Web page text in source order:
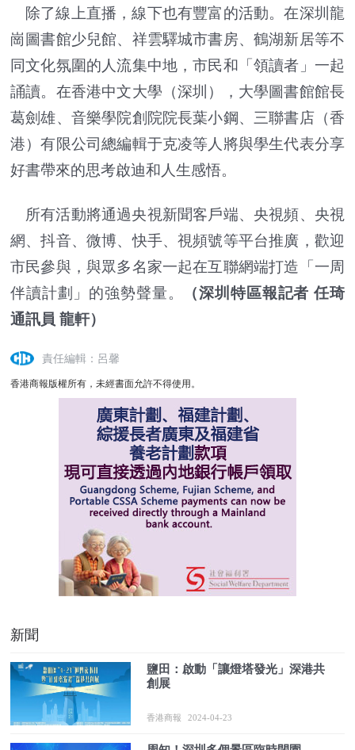
除了線上直播，線下也有豐富的活動。在深圳龍
崗圖書館少兒館、祥雲驛城市書房、鶴湖新居等不
同文化氛圍的人流集中地，市民和「領讀者」一起
誦讀。在香港中文大學（深圳），大學圖書館館長
葛劍雄、音樂學院創院院長葉小鋼、三聯書店（香
港）有限公司總編輯于克凌等人將與學生代表分享
好書帶來的思考啟迪和人生感悟。
所有活動將通過央視新聞客戶端、央視頻、央視
網、抖音、微博、快手、視頻號等平台推廣，歡迎
市民參與，與眾多名家一起在互聯網端打造「一周
伴讀計劃」的強勢聲量。
（深圳特區報記者 任琦
通訊員 龍軒）
責任編輯：呂馨
香港商報版權所有，未經書面允許不得使用。
新聞
鹽田：啟動「讓燈塔發光」深港共
創展
香港商報 2024-04-23